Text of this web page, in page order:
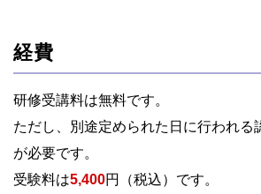
経費
研修受講料は無料です。
ただし、別途定められた日に行われる
が必要です。
受験料は5,400円（税込）です。